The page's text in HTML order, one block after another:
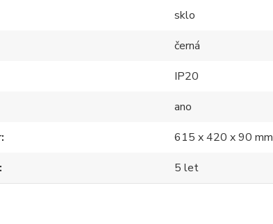
sklo
černá
IP20
ano
615 x 420 x 90 mm
5 let